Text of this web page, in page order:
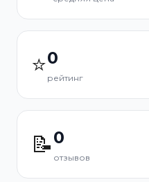
⭐0
рейтинг
📝0
отзывов